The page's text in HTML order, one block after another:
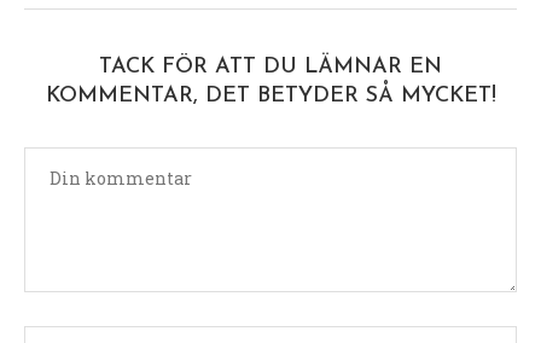
TACK FÖR ATT DU LÄMNAR EN
KOMMENTAR, DET BETYDER SÅ MYCKET!